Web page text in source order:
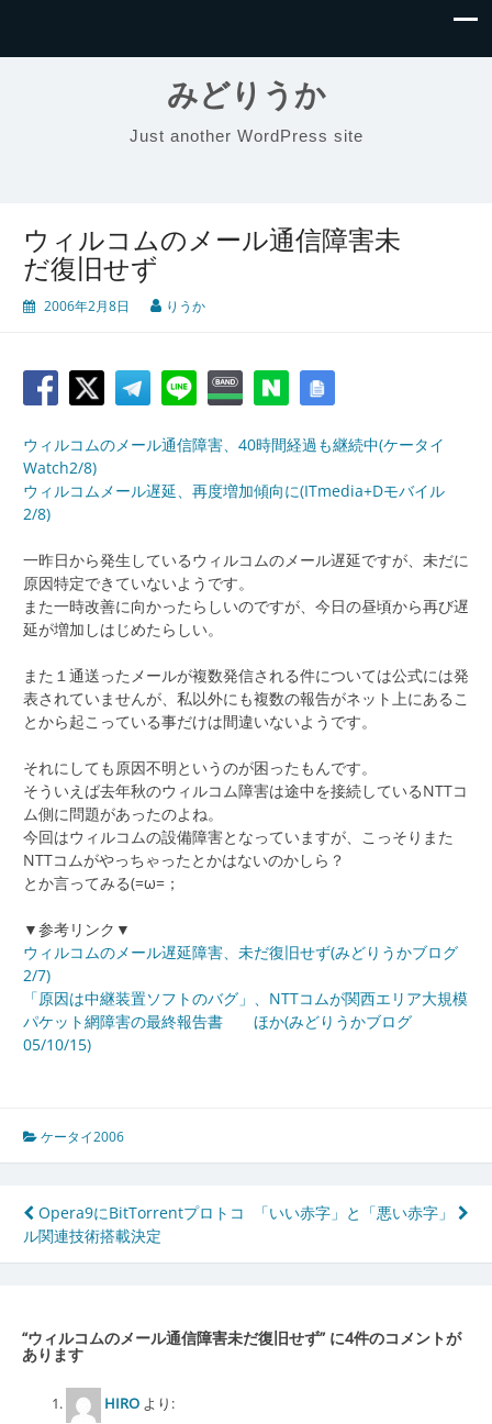
みどりうか
Just another WordPress site
ウィルコムのメール通信障害未
だ復旧せず
2006年2月8日 りうか
ウィルコムのメール通信障害、40時間経過も継続中(ケータイ
Watch2/8)
ウィルコムメール遅延、再度増加傾向に(ITmedia+Dモバイル
2/8)
一昨日から発生しているウィルコムのメール遅延ですが、未だに
原因特定できていないようです。
また一時改善に向かったらしいのですが、今日の昼頃から再び遅
延が増加しはじめたらしい。
また１通送ったメールが複数発信される件については公式には発
表されていませんが、私以外にも複数の報告がネット上にあるこ
とから起こっている事だけは間違いないようです。
それにしても原因不明というのが困ったもんです。
そういえば去年秋のウィルコム障害は途中を接続しているNTTコ
ム側に問題があったのよね。
今回はウィルコムの設備障害となっていますが、こっそりまた
NTTコムがやっちゃったとかはないのかしら？
とか言ってみる(=ω=；
▼参考リンク▼
ウィルコムのメール遅延障害、未だ復旧せず(みどりうかブログ
2/7)
「原因は中継装置ソフトのバグ」、NTTコムが関西エリア大規模
パケット網障害の最終報告書 ほか(みどりうかブログ
05/10/15)
ケータイ2006
投
稿
ビ
ゲ
ー
Opera9にBitTorrentプロトコ
ル関連技術搭載決定
「いい赤字」と「悪い赤字」
“ウィルコムのメール通信障害未だ復旧せず” に4件のコメントが
あります
HIRO より: